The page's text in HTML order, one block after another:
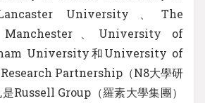
University、The
、University of
University和University of
Partnership（N8大學研
Russell Group（羅素大學集團）